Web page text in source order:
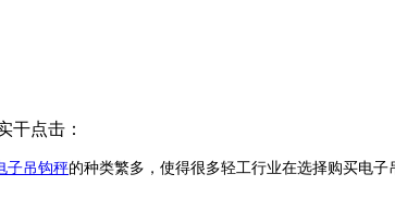
干点击：
子吊钩秤的种类繁多，使得很多轻工行业在选择购买电